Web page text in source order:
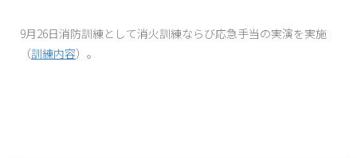
9月26日消防訓練として消火訓練ならび応急手当の実演を実施
（訓練内容）。